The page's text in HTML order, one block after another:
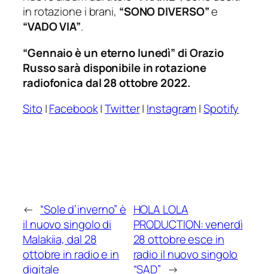
in rotazione i brani, “SONO DIVERSO”e
“VADO VIA”.
“Gennaio è un eterno lunedì” di Orazio
Russo sarà disponibile in rotazione
radiofonica dal 28 ottobre 2022.
Sito |Facebook|Twitter| Instagram|Spotify
← “Sole d’inverno” è
il nuovo singolo di
Malakiia, dal 28
ottobre in radio e in
digitale
HOLA LOLA
PRODUCTION: venerdì
28 ottobre esce in
radio il nuovo singolo
“SAD” →